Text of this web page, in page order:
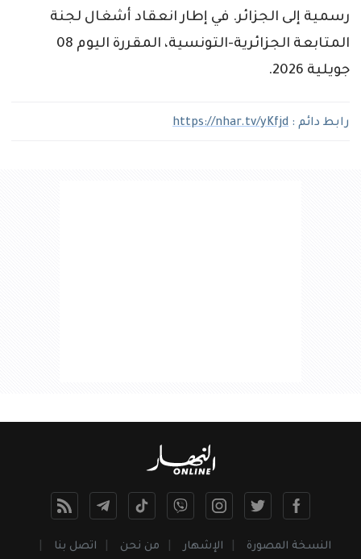
رسمية إلى الجزائر. في إطار انعقاد أشغال لجنة
المتابعة الجزائرية-التونسية، المقررة اليوم 08
جويلية 2026.
رابط دائم : https://nhar.tv/yKfjd
النسخة المصورة الإشهار من نحن اتصل بنا